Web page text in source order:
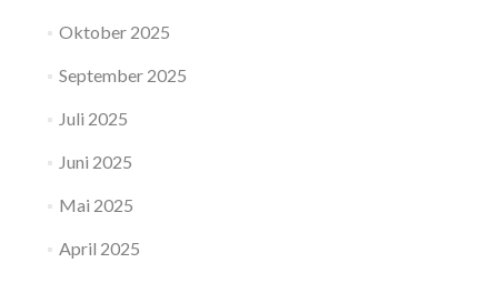
Oktober 2025
September 2025
Juli 2025
Juni 2025
Mai 2025
April 2025